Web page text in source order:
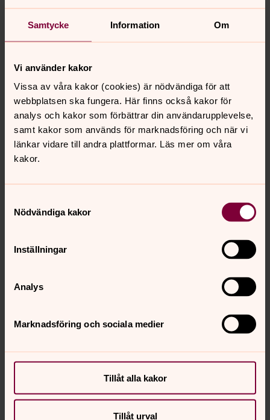
Samtycke Information Om
Vi använder kakor
Vissa av våra kakor (cookies) är nödvändiga för att
webbplatsen ska fungera. Här finns också kakor för
analys och kakor som förbättrar din användarupplevelse,
samt kakor som används för marknadsföring och när vi
länkar vidare till andra plattformar. Läs mer om våra
kakor.
Nödvändiga kakor
Inställningar
Analys
Marknadsföring och sociala medier
Tillåt alla kakor
Tillåt urval
S:t Johannes församling på
sociala medier!
Instagram
@st.johanneskalmar
FacebookKalmar S:t Johannes församling